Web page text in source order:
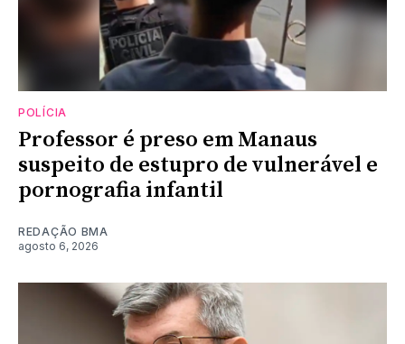
POLÍCIA
Professor é preso em Manaus
suspeito de estupro de vulnerável e
pornografia infantil
REDAÇÃO BMA
agosto 6, 2026